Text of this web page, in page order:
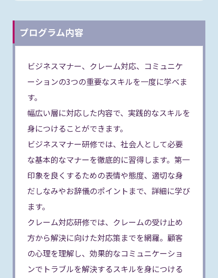
プログラム内容
ビジネスマナー、クレーム対応、コミュニケ
ーションの3つの重要なスキルを一度に学べま
す。
幅広い層に対応した内容で、実践的なスキルを
身につけることができます。
ビジネスマナー研修では、社会人として必要
な基本的なマナーを徹底的に習得します。第一
印象を良くするための表情や態度、適切な身
だしなみやお辞儀のポイントまで、詳細に学び
ます。
クレーム対応研修では、クレームの受け止め
方から解決に向けた対応策までを網羅。顧客
の心理を理解し、効果的なコミュニケーショ
ンでトラブルを解決するスキルを身につける